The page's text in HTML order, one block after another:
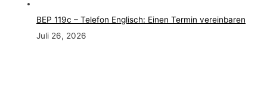
BEP 119c – Telefon Englisch: Einen Termin vereinbaren
Juli 26, 2026